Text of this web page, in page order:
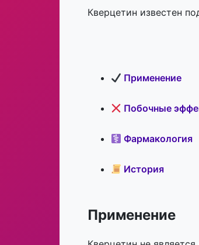
Кверцетин известен
Применение
Побочные
Фармакология
История
Применение